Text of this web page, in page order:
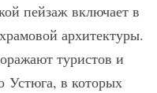
пейзаж включает в
архитектуры.
туристов и
Устюга, в которых